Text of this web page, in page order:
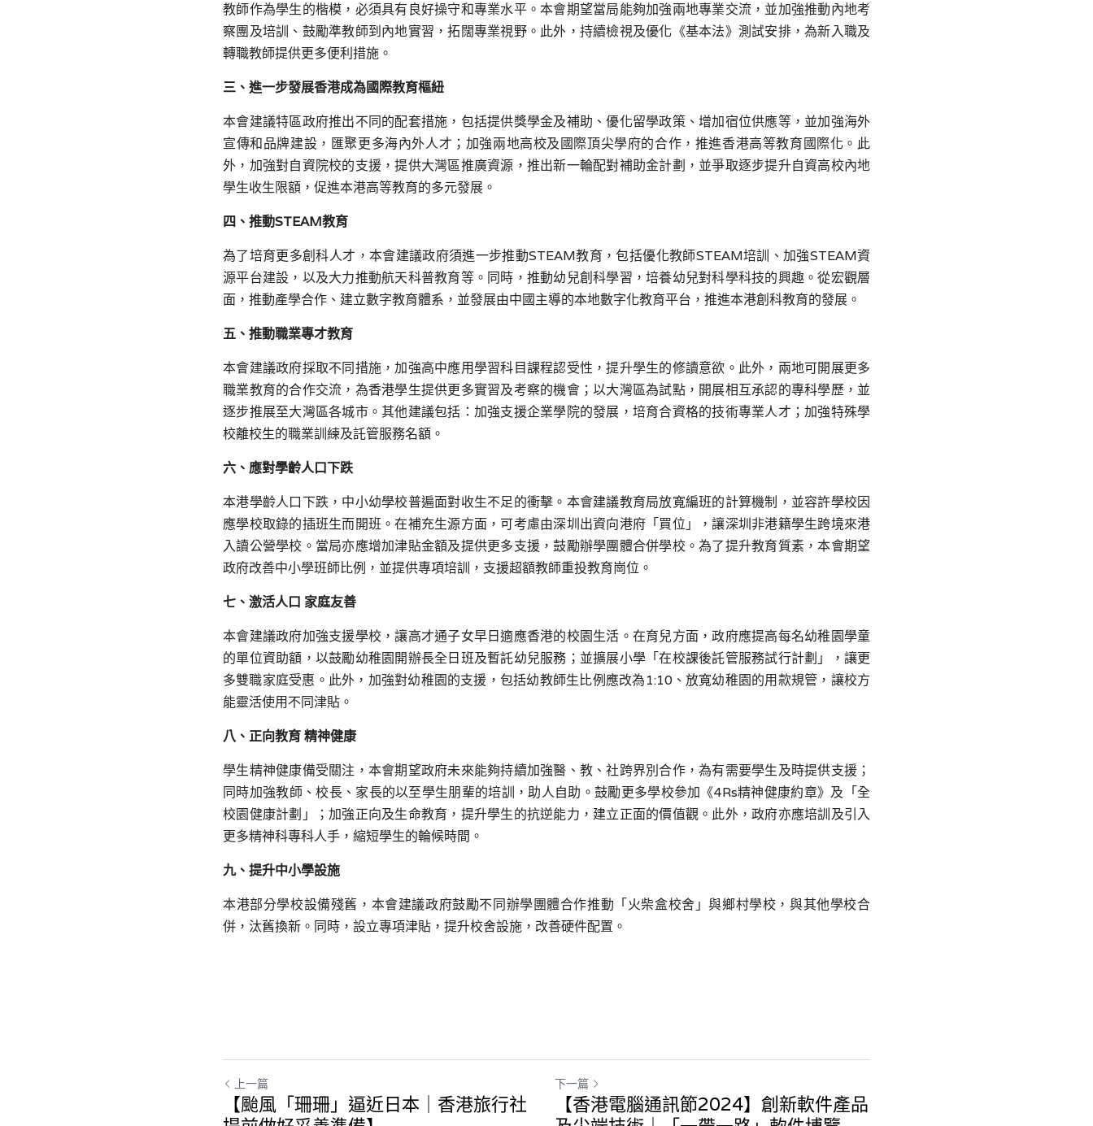
教師作為學生的楷模，必須具有良好操守和專業水平。本會期望當局能夠加強兩地專業交流，並加強推動內地考
察團及培訓、鼓勵準教師到內地實習，拓闊專業視野。此外，持續檢視及優化《基本法》測試安排，為新入職及
轉職教師提供更多便利措施。
三、進一步發展香港成為國際教育樞紐
本會建議特區政府推出不同的配套措施，包括提供獎學金及補助、優化留學政策、增加宿位供應等，並加強海外
宣傳和品牌建設，匯聚更多海內外人才；加強兩地高校及國際頂尖學府的合作，推進香港高等教育國際化。此
外，加強對自資院校的支援，提供大灣區推廣資源，推出新一輪配對補助金計劃，並爭取逐步提升自資高校內地
學生收生限額，促進本港高等教育的多元發展。
四、推動STEAM教育
為了培育更多創科人才，本會建議政府須進一步推動STEAM教育，包括優化教師STEAM培訓、加強STEAM資
源平台建設，以及大力推動航天科普教育等。同時，推動幼兒創科學習，培養幼兒對科學科技的興趣。從宏觀層
面，推動產學合作、建立數字教育體系，並發展由中國主導的本地數字化教育平台，推進本港創科教育的發展。
五、推動職業專才教育
本會建議政府採取不同措施，加強高中應用學習科目課程認受性，提升學生的修讀意欲。此外，兩地可開展更多
職業教育的合作交流，為香港學生提供更多實習及考察的機會；以大灣區為試點，開展相互承認的專科學歷，並
逐步推展至大灣區各城市。其他建議包括：加強支援企業學院的發展，培育合資格的技術專業人才；加強特殊學
校離校生的職業訓練及託管服務名額。
六、應對學齡人口下跌
本港學齡人口下跌，中小幼學校普遍面對收生不足的衝擊。本會建議教育局放寬編班的計算機制，並容許學校因
應學校取錄的插班生而開班。在補充生源方面，可考慮由深圳出資向港府「買位」，讓深圳非港籍學生跨境來港
入讀公營學校。當局亦應增加津貼金額及提供更多支援，鼓勵辦學團體合併學校。為了提升教育質素，本會期望
政府改善中小學班師比例，並提供專項培訓，支援超額教師重投教育崗位。
七、激活人口 家庭友善
本會建議政府加強支援學校，讓高才通子女早日適應香港的校園生活。在育兒方面，政府應提高每名幼稚園學童
的單位資助額，以鼓勵幼稚園開辦長全日班及暫託幼兒服務；並擴展小學「在校課後託管服務試行計劃」，讓更
多雙職家庭受惠。此外，加強對幼稚園的支援，包括幼教師生比例應改為1:10、放寬幼稚園的用款規管，讓校方
能靈活使用不同津貼。
八、正向教育精神健康
學生精神健康備受關注，本會期望政府未來能夠持續加強醫、教、社跨界別合作，為有需要學生及時提供支援；
同時加強教師、校長、家長的以至學生朋輩的培訓，助人自助。鼓勵更多學校參加《4Rs精神健康約章》及「全
校園健康計劃」；加強正向及生命教育，提升學生的抗逆能力，建立正面的價值觀。此外，政府亦應培訓及引入
更多精神科專科人手，縮短學生的輪候時間。
九、提升中小學設施
本港部分學校設備殘舊，本會建議政府鼓勵不同辦學團體合作推動「火柴盒校舍」與鄉村學校，與其他學校合
併，汰舊換新。同時，設立專項津貼，提升校舍設施，改善硬件配置。
上一篇
【颱風「珊珊」逼近日本｜香港旅行社
下一篇
【香港電腦通訊節2024】創新軟件產品